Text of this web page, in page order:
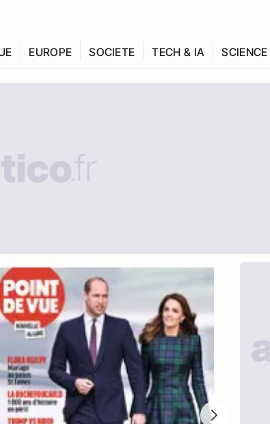
EUROPE SOCIETE TECH & IA SCIENCE